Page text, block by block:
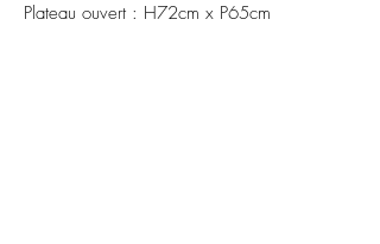
Plateau ouvert : H72cm x P65cm